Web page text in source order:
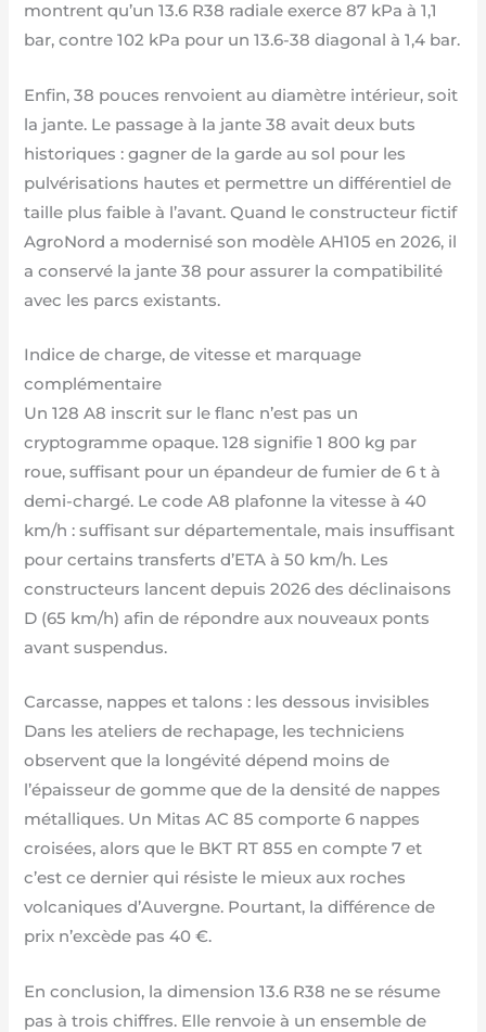
montrent qu’un 13.6 R38 radiale exerce 87 kPa à 1,1
bar, contre 102 kPa pour un 13.6-38 diagonal à 1,4 bar.
Enfin, 38 pouces renvoient au diamètre intérieur, soit
la jante. Le passage à la jante 38 avait deux buts
historiques : gagner de la garde au sol pour les
pulvérisations hautes et permettre un différentiel de
taille plus faible à l’avant. Quand le constructeur fictif
AgroNord a modernisé son modèle AH105 en 2026, il
a conservé la jante 38 pour assurer la compatibilité
avec les parcs existants.
Indice de charge, de vitesse et marquage
complémentaire
Un 128 A8 inscrit sur le flanc n’est pas un
cryptogramme opaque. 128 signifie 1 800 kg par
roue, suffisant pour un épandeur de fumier de 6 t à
demi-chargé. Le code A8 plafonne la vitesse à 40
km/h : suffisant sur départementale, mais insuffisant
pour certains transferts d’ETA à 50 km/h. Les
constructeurs lancent depuis 2026 des déclinaisons
D (65 km/h) afin de répondre aux nouveaux ponts
avant suspendus.
Carcasse, nappes et talons : les dessous invisibles
Dans les ateliers de rechapage, les techniciens
observent que la longévité dépend moins de
l’épaisseur de gomme que de la densité de nappes
métalliques. Un Mitas AC 85 comporte 6 nappes
croisées, alors que le BKT RT 855 en compte 7 et
c’est ce dernier qui résiste le mieux aux roches
volcaniques d’Auvergne. Pourtant, la différence de
prix n’excède pas 40 €.
En conclusion, la dimension 13.6 R38 ne se résume
pas à trois chiffres. Elle renvoie à un ensemble de